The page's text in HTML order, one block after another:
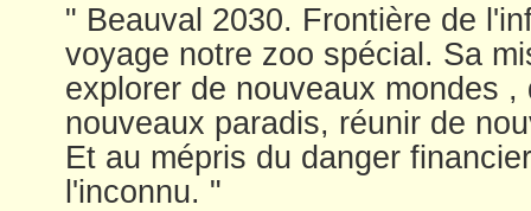
" Beauval 2030. Frontière de
voyage notre zoo spécial. Sa
explorer de nouveaux mondes ,
nouveaux paradis, réunir de
Et au mépris du danger
l'inconnu. "